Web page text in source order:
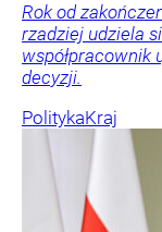
Rok od
rzadziej udziela
współpracownik
decyzji.
PolitykaKraj